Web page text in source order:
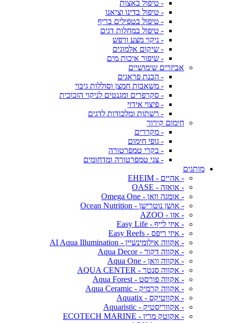
- טיפול באצות
- טיפול בדינו וציאנו
- טיפול בטפילים בריף
- טיפול במחלות דגים
- ניקוי מצע ורפש
- שיקום אלמוגים
- שיפור איכות מים
אביזרים שימושיים
- הכנת פראגים
- משאבות חמצן וסוללות גיבוי
- סקרפרים ומגנטים לניקוי הזכוכית
- פיצוי אידוי
- רשתות ומלכודות לדגים
חימום קירור
- מקררים
- גופי חימום
- בקרי טמפרטורה
- צגי טמפרטורה ומדחומים
מותגים
- אהיים - EHEIM
- אואזה - OASE
- אומגה וואן - Omega One
- אושן נוטרישן - Ocean Nutrition
- אזו - AZOO
- איזי לייף - Easy Life
- איזי ריפס - Easy Reefs
- אקווה אילומינשיין - AI Aqua Illumination
- אקווה דקור - Aqua Decor
- אקווה וואן - Aqua One
- אקווה סנטר - AQUA CENTER
- אקווה פורסט - Aqua Forest
- אקווה קרמיק - Aqua Ceramic
- אקווטיקס - Aquatix
- אקווריסטיק - Aquaristic
- אקוטק מרין - ECOTECH MARINE